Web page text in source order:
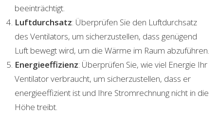
beeinträchtigt.
Luftdurchsatz: Überprüfen Sie den Luftdurchsatz
des Ventilators, um sicherzustellen, dass genügend
Luft bewegt wird, um die Wärme im Raum abzuführen.
Energieeffizienz: Überprüfen Sie, wie viel Energie Ihr
Ventilator verbraucht, um sicherzustellen, dass er
energieeffizient ist und Ihre Stromrechnung nicht in die
Höhe treibt.